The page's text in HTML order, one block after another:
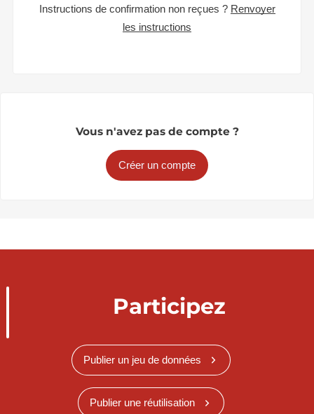
Instructions de confirmation non reçues ? Renvoyer
les instructions
Vous n'avez pas de compte ?
Créer un compte
Participez
Publier un jeu de données
Publier une réutilisation